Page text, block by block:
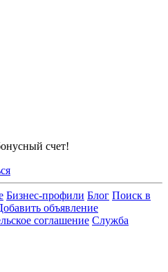
счет!
Бизнес-профили Блог Поиск в
объявление
соглашение Служба